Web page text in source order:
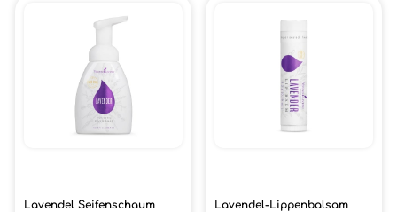
Lavendel Seifenschaum
Lavendel-Lippenbalsam